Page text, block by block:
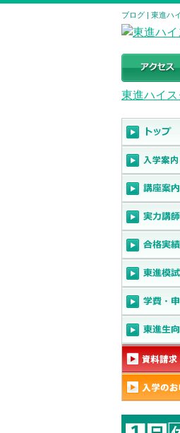
ブログ | 東進ハ
東進ハイ